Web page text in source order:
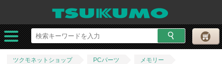
ツクモネットショップ PCパーツ
メモリー